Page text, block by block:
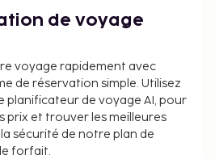
individuellement. Salle de
connectes Batiment
avec
(ventuellement payant)
ainsi que climatisation
Salle de bain douche. Plage
avec
(ventuellement payant)
de voyage
voyage rapidement avec
de réservation simple. Utilisez
planificateur de voyage AI, pour
prix et trouver les meilleures
sécurité de notre plan de
forfait.